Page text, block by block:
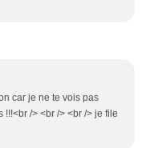
car je ne te vois pas
/> <br /> <br /> je file